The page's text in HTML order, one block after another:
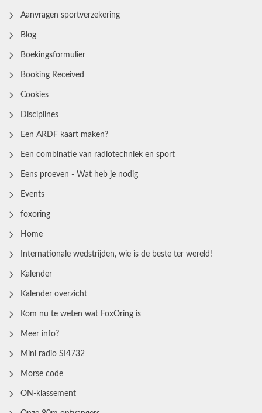
Aanvragen sportverzekering
Blog
Boekingsformulier
Booking Received
Cookies
Disciplines
Een ARDF kaart maken?
Een combinatie van radiotechniek en sport
Eens proeven - Wat heb je nodig
Events
foxoring
Home
Internationale wedstrijden, wie is de beste ter wereld!
Kalender
Kalender overzicht
Kom nu te weten wat FoxOring is
Meer info?
Mini radio SI4732
Morse code
ON-klassement